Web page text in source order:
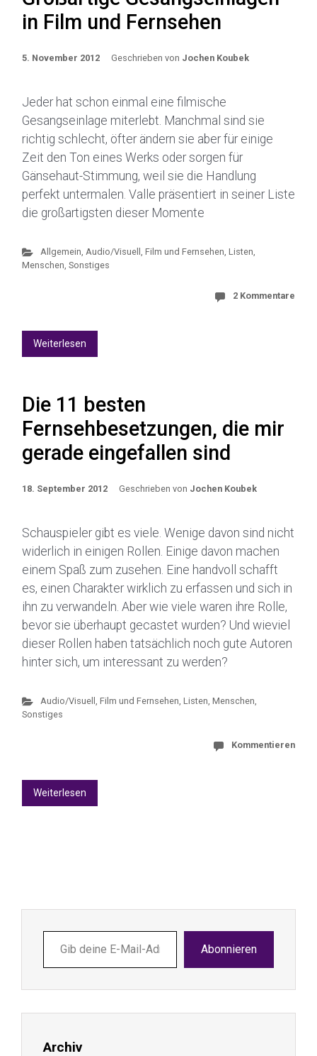
in Film und Fernsehen
5. November 2012 Geschrieben von Jochen Koubek
Jeder hat schon einmal eine filmische
Gesangseinlage miterlebt. Manchmal sind sie
richtig schlecht, öfter ändern sie aber für einige
Zeit den Ton eines Werks oder sorgen für
Gänsehaut-Stimmung, weil sie die Handlung
perfekt untermalen. Valle präsentiert in seiner Liste
die großartigsten dieser Momente
Allgemein, Audio/Visuell , Film und Fernsehen, Listen,
Menschen, Sonstiges
2 Kommentare
Weiterlesen
Die 11 besten
Fernsehbesetzungen, die mir
gerade eingefallen sind
18. September 2012 Geschrieben von Jochen Koubek
Schauspieler gibt es viele. Wenige davon sind nicht
widerlich in einigen Rollen. Einige davon machen
einem Spaß zum zusehen. Eine handvoll schafft
es, einen Charakter wirklich zu erfassen und sich in
ihn zu verwandeln. Aber wie viele waren ihre Rolle,
bevor sie überhaupt gecastet wurden? Und wieviel
dieser Rollen haben tatsächlich noch gute Autoren
hinter sich, um interessant zu werden?
Audio/Visuell , Film und Fernsehen, Listen, Menschen,
Sonstiges
Kommentieren
Weiterlesen
deine
E-
ein ...
Abonnieren
Archiv